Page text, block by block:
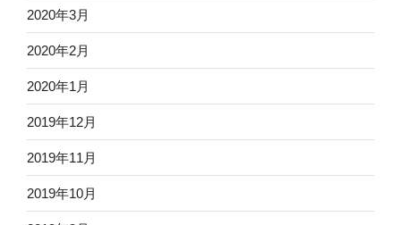
2020年3月
2020年2月
2020年1月
2019年12月
2019年11月
2019年10月